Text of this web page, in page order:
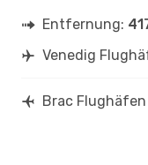
Entfernung:
Venedig
Brac Flughäfen